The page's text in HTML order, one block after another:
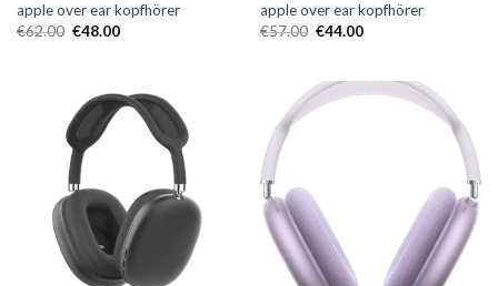
apple over ear kopfhörer
€62.00 €48.00
apple over ear kopfhörer
€57.00 €44.00